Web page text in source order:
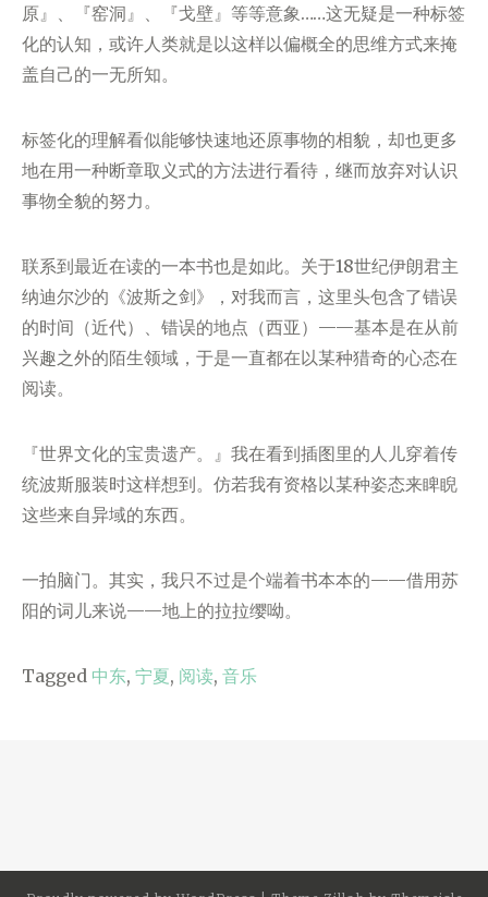
原』、『窑洞』、『戈壁』等等意象……这无疑是一种标签
化的认知，或许人类就是以这样以偏概全的思维方式来掩
盖自己的一无所知。
标签化的理解看似能够快速地还原事物的相貌，却也更多
地在用一种断章取义式的方法进行看待，继而放弃对认识
事物全貌的努力。
联系到最近在读的一本书也是如此。关于18世纪伊朗君主
纳迪尔沙的《波斯之剑》，对我而言，这里头包含了错误
的时间（近代）、错误的地点（西亚）——基本是在从前
兴趣之外的陌生领域，于是一直都在以某种猎奇的心态在
阅读。
『世界文化的宝贵遗产。』我在看到插图里的人儿穿着传
统波斯服装时这样想到。仿若我有资格以某种姿态来睥睨
这些来自异域的东西。
一拍脑门。其实，我只不过是个端着书本本的——借用苏
阳的词儿来说——地上的拉拉缨呦。
Tagged 中东, 宁夏, 阅读, 音乐